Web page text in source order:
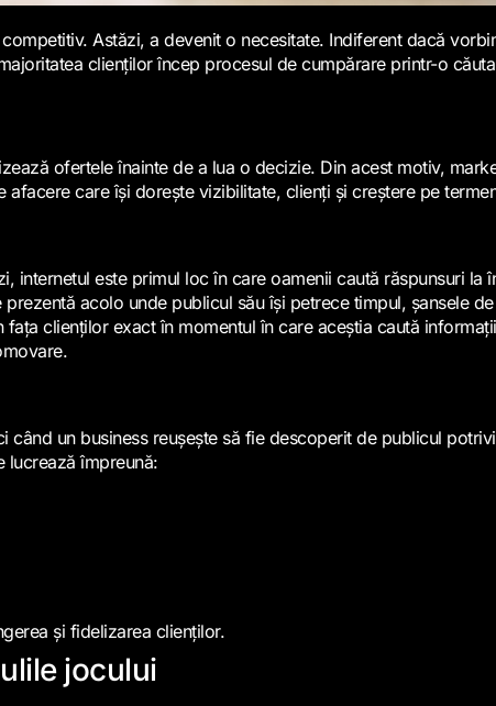
Astăzi, a devenit o necesitate. Indiferent dacă
clienților încep procesul de cumpărare printr-o
ofertele înainte de a lua o decizie. Din acest motiv,
care își dorește vizibilitate, clienți și creștere pe
internetul este primul loc în care oamenii caută răspunsuri la
acolo unde publicul său își petrece timpul, șansele
clienților exact în momentul în care aceștia caută
un business reușește să fie descoperit de publicul
lucrează împreună:
și fidelizarea clienților.
jocului